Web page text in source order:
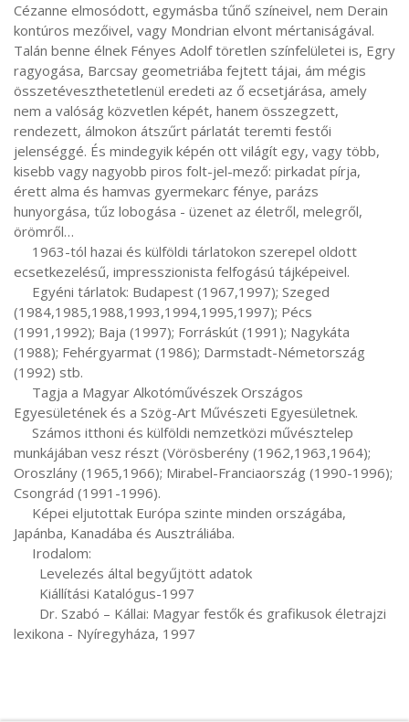
Cézanne elmosódott, egymásba tűnő színeivel, nem Derain
kontúros mezőivel, vagy Mondrian elvont mértaniságával.
Talán benne élnek Fényes Adolf töretlen színfelületei is, Egry
ragyogása, Barcsay geometriába fejtett tájai, ám mégis
összetéveszthetetlenül eredeti az ő ecsetjárása, amely
nem a valóság közvetlen képét, hanem összegzett,
rendezett, álmokon átszűrt párlatát teremti festői
jelenséggé. És mindegyik képén ott világít egy, vagy több,
kisebb vagy nagyobb piros folt-jel-mező: pirkadat pírja,
érett alma és hamvas gyermekarc fénye, parázs
hunyorgása, tűz lobogása - üzenet az életről, melegről,
örömről…
ecsetkezelésű, impresszionista felfogású tájképeivel.
(1984,1985,1988,1993,1994,1995,1997); Pécs
(1991,1992); Baja (1997); Forráskút (1991); Nagykáta
(1988); Fehérgyarmat (1986); Darmstadt-Németország
(1992) stb.
Egyesületének és a Szög-Art Művészeti Egyesületnek.
munkájában vesz részt (Vörösberény (1962,1963,1964);
Oroszlány (1965,1966); Mirabel-Franciaország (1990-1996);
Csongrád (1991-1996).
Japánba, Kanadába és Ausztráliába.
lexikona - Nyíregyháza, 1997